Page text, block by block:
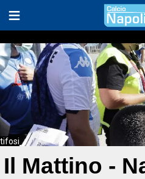
tifosi
Il Mattino -